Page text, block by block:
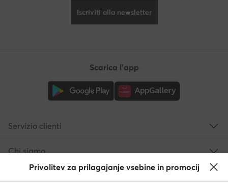
Iscriviti alla newsletter
Scarica l'app
Servizio clienti
Chi siamo
Privolitev za prilagajanje vsebine in promocij